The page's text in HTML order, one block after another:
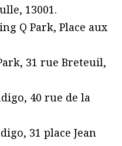
13001.
Q Park, Place aux
31 rue Breteuil,
40 rue de la
31 place Jean